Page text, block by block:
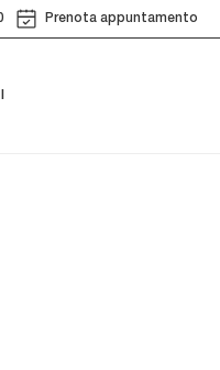
Prenota appuntamento